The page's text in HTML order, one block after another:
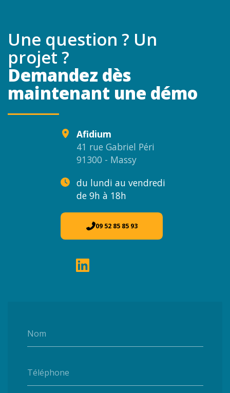
Une question ? Un
projet ?
Demandez dès
maintenant une démo
Nom
Téléphone
Afidium
41 rue Gabriel Péri
91300 - Massy
du lundi au vendredi
de 9h à 18h
09 52 85 85 93